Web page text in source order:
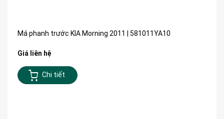
Má phanh trước KIA Morning 2011 | 581011YA10
Giá liên hệ
Chi tiết